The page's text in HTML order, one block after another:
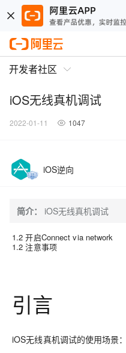
开发者社区
iOS无线真机调试
2022-01-11 1047
iOS逆向
简介： iOS无线真机调试
1.2 开启Connect via network
1.2 注意事项
引言
iOS无线真机调试的使用场景